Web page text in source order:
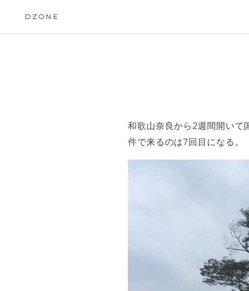
DZONE
和歌山奈良から2週間開いて
件で来るのは7回目になる。